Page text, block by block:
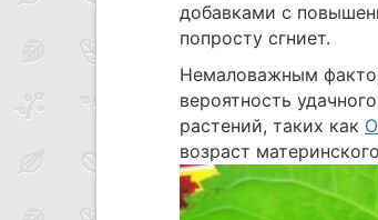
добавками с
попросту сгниет.
Немаловажным
вероятность
растений, таких как
возраст